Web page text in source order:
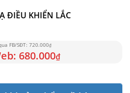
ĐIỀU KHIỂN LẮC
720.000₫
680.000₫